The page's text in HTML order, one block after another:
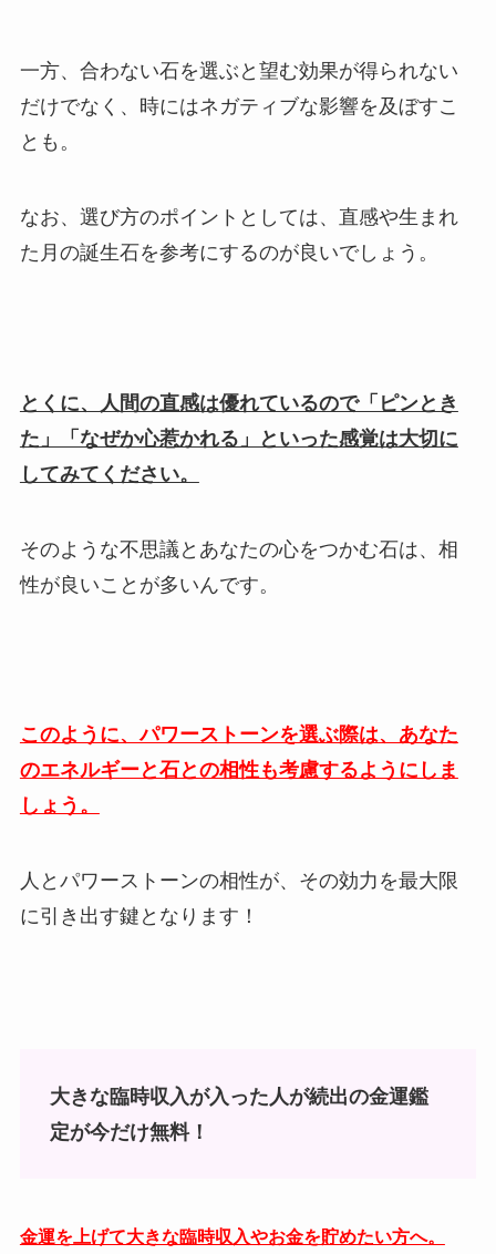
一方、合わない石を選ぶと望む効果が得られない
だけでなく、時にはネガティブな影響を及ぼすこ
とも。
なお、選び方のポイントとしては、直感や生まれ
た月の誕生石を参考にするのが良いでしょう。
とくに、人間の直感は優れているので「ピンとき
た」「なぜか心惹かれる」といった感覚は大切に
してみてください。
そのような不思議とあなたの心をつかむ石は、相
性が良いことが多いんです。
このように、パワーストーンを選ぶ際は、あなた
のエネルギーと石との相性も考慮するようにしま
しょう。
人とパワーストーンの相性が、その効力を最大限
に引き出す鍵となります！
大きな臨時収入が入った人が続出の金運鑑
定が今だけ無料！
金運を上げて大きな臨時収入やお金を貯めたい方へ。